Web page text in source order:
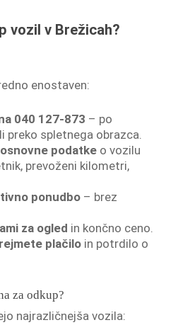
vozil v Brežicah?
enostaven:
040 127-873 – po
preko spletnega obrazca.
podatkeo vozilu
prevoženi kilometri,
ponudbo– brez
za ogled in končno ceno.
plačiloin potrdilo o
za odkup?
najrazličnejša vozila: